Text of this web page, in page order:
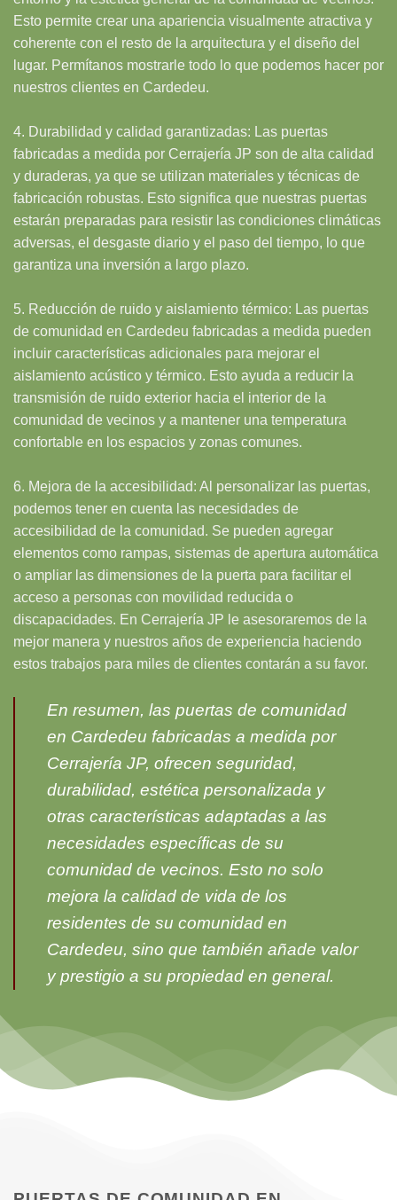
Esto permite crear una apariencia visualmente atractiva y
coherente con el resto de la arquitectura y el diseño del
lugar. Permítanos mostrarle todo lo que podemos hacer por
nuestros clientes en Cardedeu.
4. Durabilidad y calidad garantizadas: Las puertas
fabricadas a medida por Cerrajería JP son de alta calidad
y duraderas, ya que se utilizan materiales y técnicas de
fabricación robustas. Esto significa que nuestras puertas
estarán preparadas para resistir las condiciones climáticas
adversas, el desgaste diario y el paso del tiempo, lo que
garantiza una inversión a largo plazo.
5. Reducción de ruido y aislamiento térmico: Las puertas
de comunidad en Cardedeu fabricadas a medida pueden
incluir características adicionales para mejorar el
aislamiento acústico y térmico. Esto ayuda a reducir la
transmisión de ruido exterior hacia el interior de la
comunidad de vecinos y a mantener una temperatura
confortable en los espacios y zonas comunes.
6. Mejora de la accesibilidad: Al personalizar las puertas,
podemos tener en cuenta las necesidades de
accesibilidad de la comunidad. Se pueden agregar
elementos como rampas, sistemas de apertura automática
o ampliar las dimensiones de la puerta para facilitar el
acceso a personas con movilidad reducida o
discapacidades. En Cerrajería JP le asesoraremos de la
mejor manera y nuestros años de experiencia haciendo
estos trabajos para miles de clientes contarán a su favor.
En resumen, las puertas de comunidad
en Cardedeu fabricadas a medida por
Cerrajería JP, ofrecen seguridad,
durabilidad, estética personalizada y
otras características adaptadas a las
necesidades específicas de su
comunidad de vecinos. Esto no solo
mejora la calidad de vida de los
residentes de su comunidad en
Cardedeu, sino que también añade valor
y prestigio a su propiedad en general.